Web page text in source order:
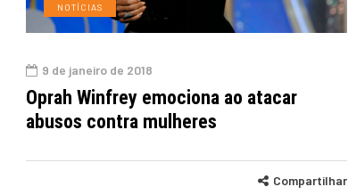
NOTÍCIAS
9 de janeiro de 2018
Oprah Winfrey emociona ao atacar
abusos contra mulheres
Compartilhar